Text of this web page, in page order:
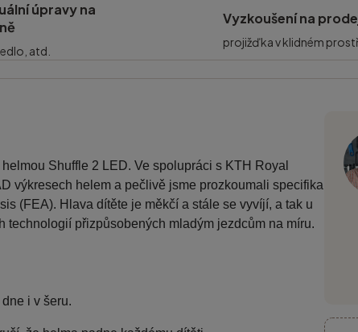
úpravy na
atd.
Vyzkoušení na
projižďka v klidném
Shuffle 2 LED. Ve spolupráci s KTH Royal
výkresech helem a pečlivě jsme prozkoumali specifika
(FEA). Hlava dítěte je měkčí a stále se vyvíjí, a tak u
přizpůsobených mladým jezdcům na míru.
i v šeru.